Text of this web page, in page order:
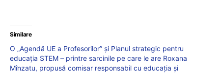
Similare
O „Agendă UE a Profesorilor” și Planul strategic pentru
educația STEM – printre sarcinile pe care le are Roxana
Mînzatu, propusă comisar responsabil cu educația și